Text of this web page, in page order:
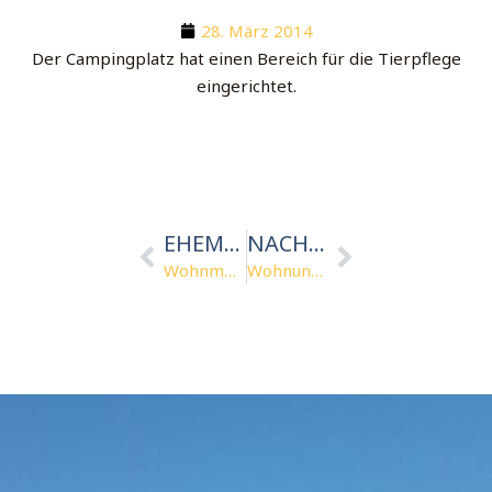
28. März 2014
Der Campingplatz hat einen Bereich für die Tierpflege
eingerichtet.
EHEMALIG
Wohnmobilservice
NACHFOLGEND
Wohnungen zu vermieten